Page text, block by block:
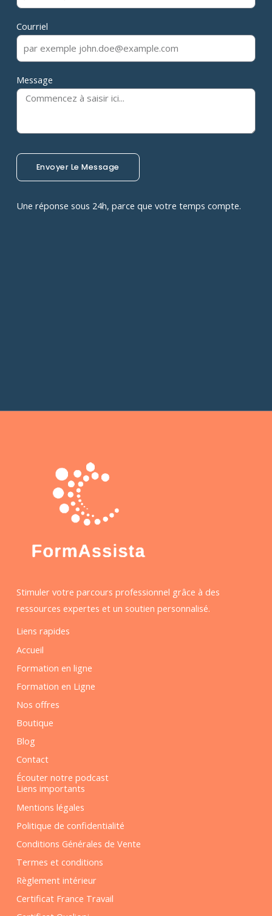
Courriel
Message
Envoyer Le Message
Une réponse sous 24h, parce que votre temps compte.
Stimuler votre parcours professionnel grâce à des
ressources expertes et un soutien personnalisé.
Liens rapides
Accueil
Formation en ligne
Formation en Ligne
Nos offres
Boutique
Blog
Contact
Écouter notre podcast
Liens importants
Mentions légales
Politique de confidentialité
Conditions Générales de Vente
Termes et conditions
Règlement intérieur
Certificat France Travail